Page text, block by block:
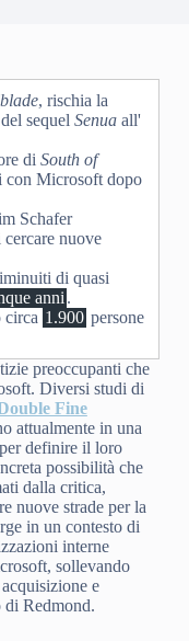
, rischia la
sequel Senuaall'
di South of
con Microsoft dopo
Schafer
nuove
di quasi
anni .
circa 1.900 persone
preoccupanti che
Diversi studi di
Fine
attualmente in una
definire il loro
possibilità che
dalla critica,
nuove strade per la
in un contesto di
interne
sollevando
e
di Redmond.